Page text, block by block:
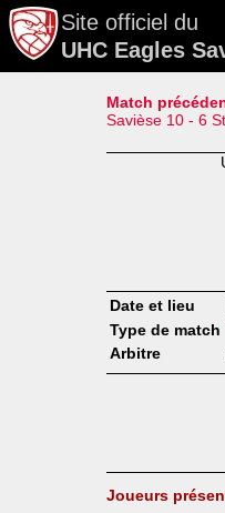
Site officiel du
UHC Eagles
Match
Savièse 10 - 6
Date et lieu
Type de match
Arbitre
Joueurs